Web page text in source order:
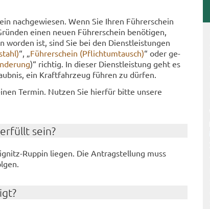
nach­ge­wie­sen. Wenn Sie Ihren Füh­rer­schein
einen neuen Füh­rer­schein be­nö­ti­gen,
wor­den ist, sind Sie bei den Dienst­leis­tun­gen
“, „Füh­rer­schein (Pflicht­um­tausch)“ oder ge­
)“ rich­tig. In die­ser Dienst­leis­tung geht es
ein Kraft­fahr­zeug füh­ren zu dür­fen.
Ter­min. Nut­zen Sie hier­für bitte un­se­re
sein?
​Ruppin lie­gen. Die An­trag­stel­lung muss